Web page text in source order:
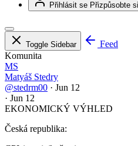
Přihlásit se Přizpůsobte
Toggle Sidebar
Feed
Komunita
MS
Matyáš Stedry
@stedrm00 · Jun 12
· Jun 12
EKONOMICKÝ VÝHLED
Česká republika: